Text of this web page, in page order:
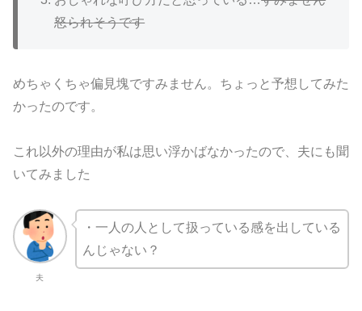
怒られそうです
めちゃくちゃ偏見塊ですみません。ちょっと予想してみた
かったのです。
これ以外の理由が私は思い浮かばなかったので、夫にも聞
いてみました
夫
・一人の人として扱っている感を出している
んじゃない？